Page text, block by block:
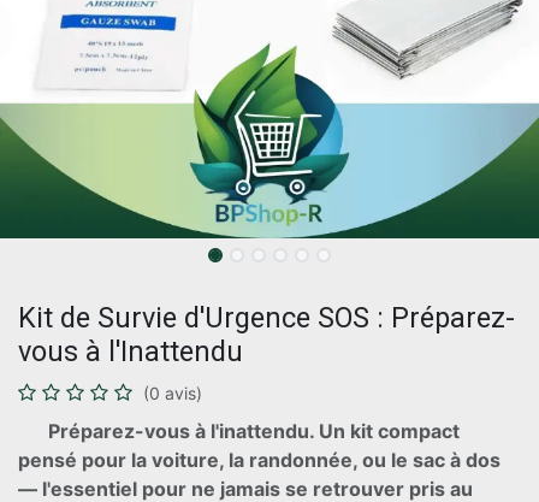
Kit de Survie d'Urgence SOS : Préparez-
vous à l'Inattendu
(0 avis)
Préparez-vous à l'inattendu. Un kit compact
pensé pour la voiture, la randonnée, ou le sac à dos
— l'essentiel pour ne jamais se retrouver pris au